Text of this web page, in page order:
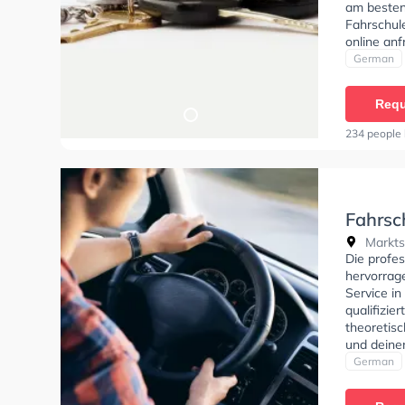
am
online
German
234 people
Die
Service
und
in der
German